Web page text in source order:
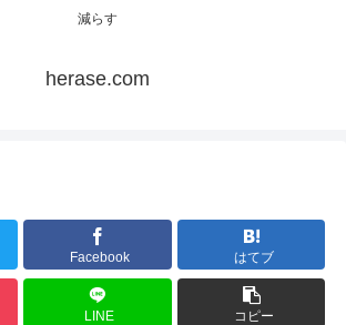
減らす
herase.com
Facebook はてブ
LINE コピー